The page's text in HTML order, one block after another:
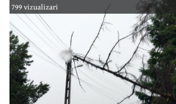
799 vizualizari